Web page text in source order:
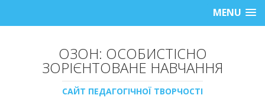
MENU
ОЗОН: ОСОБИСТІСНО
ЗОРІЄНТОВАНЕ НАВЧАННЯ
САЙТ ПЕДАГОГІЧНОЇ ТВОРЧОСТІ